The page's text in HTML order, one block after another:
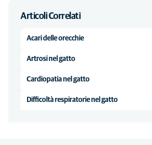
Articoli Correlati
Acari delle orecchie
Artrosi nel gatto
Cardiopatia nel gatto
Difficoltà respiratorie nel gatto